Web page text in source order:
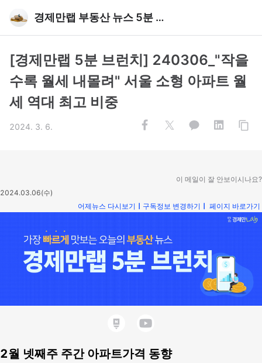
경제만랩 부동산 뉴스 5분 브런치
[경제만랩 5분 브런치] 240306_"작을
수록 월세 내몰려" 서울 소형 아파트 월
세 역대 최고 비중
2024. 3. 6.
이 메일이 잘 안보이시나요?
2024.03.06(수)
어제뉴스 다시보기 ㅣ 구독정보 변경하기 ㅣ 페이지 바로가기
2월 넷째주 주간 아파트가격 동향